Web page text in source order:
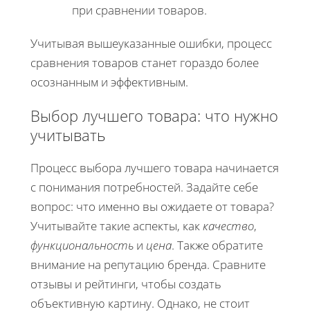
при сравнении товаров.
Учитывая вышеуказанные ошибки, процесс
сравнения товаров станет гораздо более
осознанным и эффективным.
Выбор лучшего товара: что нужно
учитывать
Процесс выбора лучшего товара начинается
с понимания потребностей. Задайте себе
вопрос: что именно вы ожидаете от товара?
Учитывайте такие аспекты, каккачество,
функциональность и цена. Также обратите
внимание на репутацию бренда. Сравните
отзывы и рейтинги, чтобы создать
объективную картину. Однако, не стоит